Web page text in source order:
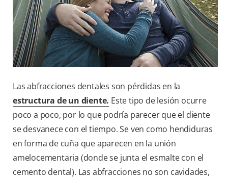
CL (ES)
SUSCRÍBASE
Las abfracciones dentales son pérdidas en la
estructura de un diente. Este tipo de lesión ocurre
poco a poco, por lo que podría parecer que el diente
se desvanece con el tiempo. Se ven como hendiduras
en forma de cuña que aparecen en la unión
amelocementaria (donde se junta el esmalte con el
cemento dental). Las abfracciones no son cavidades,